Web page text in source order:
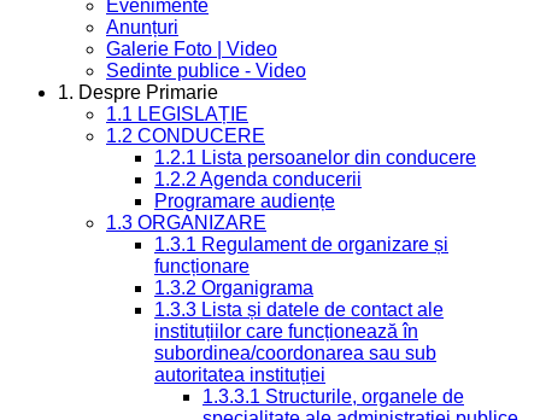
Evenimente
Anunțuri
Galerie Foto | Video
Sedinte publice - Video
1. Despre Primarie
1.1 LEGISLAȚIE
1.2 CONDUCERE
1.2.1 Lista persoanelor din conducere
1.2.2 Agenda conducerii
Programare audiențe
1.3 ORGANIZARE
1.3.1 Regulament de organizare și
funcționare
1.3.2 Organigrama
1.3.3 Lista și datele de contact ale
instituțiilor care funcționează în
subordinea/coordonarea sau sub
autoritatea instituției
1.3.3.1 Structurile, organele de